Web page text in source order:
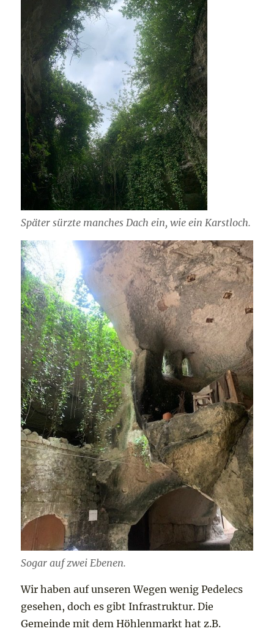
Später sürzte manches Dach ein, wie ein Karstloch.
Sogar auf zwei Ebenen.
Wir haben auf unseren Wegen wenig Pedelecs
gesehen, doch es gibt Infrastruktur. Die
Gemeinde mit dem Höhlenmarkt hat z.B.